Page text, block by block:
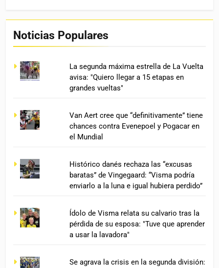
Noticias Populares
La segunda máxima estrella de La Vuelta
avisa: "Quiero llegar a 15 etapas en
grandes vueltas"
Van Aert cree que “definitivamente” tiene
chances contra Evenepoel y Pogacar en
el Mundial
Histórico danés rechaza las “excusas
baratas” de Vingegaard: “Visma podría
enviarlo a la luna e igual hubiera perdido”
Ídolo de Visma relata su calvario tras la
pérdida de su esposa: "Tuve que aprender
a usar la lavadora"
Se agrava la crisis en la segunda división: